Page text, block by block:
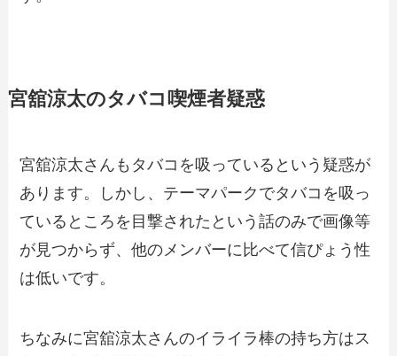
宮舘涼太のタバコ喫煙者疑惑
宮舘涼太さんもタバコを吸っているという疑惑が
あります。しかし、テーマパークでタバコを吸っ
ているところを目撃されたという話のみで画像等
が見つからず、他のメンバーに比べて信ぴょう性
は低いです。
ちなみに宮舘涼太さんのイライラ棒の持ち方はス